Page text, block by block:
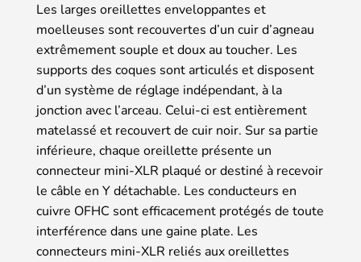
Les larges oreillettes enveloppantes et
moelleuses sont recouvertes d’un cuir d’agneau
extrêmement souple et doux au toucher. Les
supports des coques sont articulés et disposent
d’un système de réglage indépendant, à la
jonction avec l’arceau. Celui-ci est entièrement
matelassé et recouvert de cuir noir. Sur sa partie
inférieure, chaque oreillette présente un
connecteur mini-XLR plaqué or destiné à recevoir
le câble en Y détachable. Les conducteurs en
cuivre OFHC sont efficacement protégés de toute
interférence dans une gaine plate. Les
connecteurs mini-XLR reliés aux oreillettes